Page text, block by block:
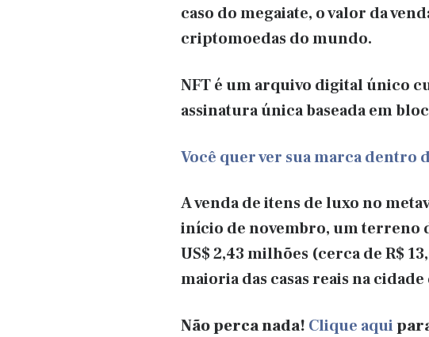
caso do megaiate, o valor da
criptomoedas do mundo.
NFT é um arquivo digital único
assinatura única baseada em
Você quer ver sua marca dentro
A venda de itens de luxo no
início de novembro, um terreno
US$ 2,43 milhões (cerca de R$
maioria das casas reais na
Não perca nada! Clique aqui